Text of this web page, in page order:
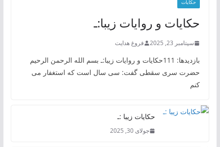
حکایات
حکایات و روایات زیبا:ـ
سپتامبر 23, 2025 فروغ هدایت
بازدیدها: 111حکایات و روایات زیبا:ـ بسم الله الرحمن الرحیم
حضرت سری سقطی گفت: سی سال است که استغفار می
کنم
حکایات زیبا :ـ
جولای 30, 2025